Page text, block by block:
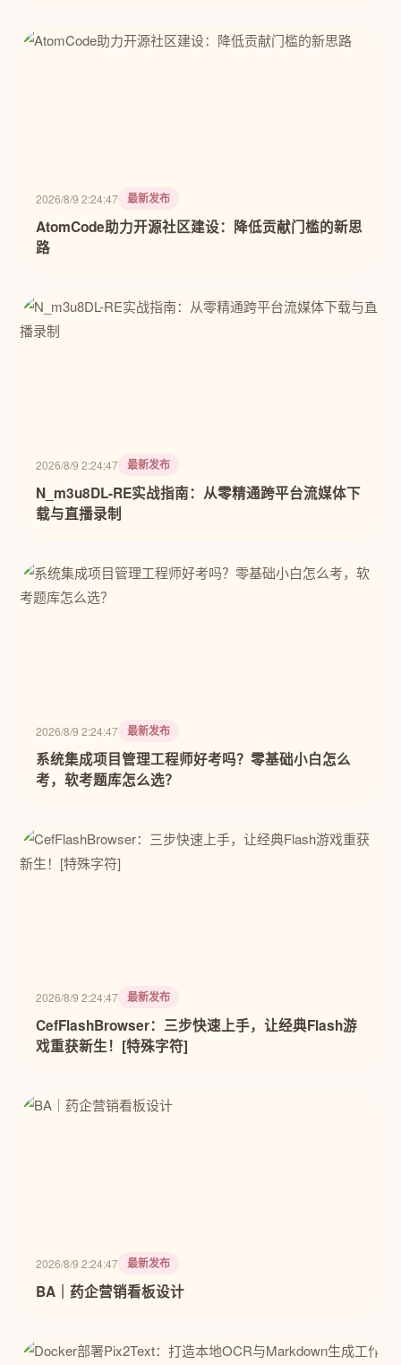
2026/8/9 2:24:47 最新发布
AtomCode助力开源社区建设：降低贡献门槛的新思
路
2026/8/9 2:24:47 最新发布
N_m3u8DL-RE实战指南：从零精通跨平台流媒体下
载与直播录制
2026/8/9 2:24:47 最新发布
系统集成项目管理工程师好考吗？零基础小白怎么
考，软考题库怎么选？
2026/8/9 2:24:47 最新发布
CefFlashBrowser：三步快速上手，让经典Flash游
戏重获新生！[特殊字符]
2026/8/9 2:24:47 最新发布
BA｜药企营销看板设计